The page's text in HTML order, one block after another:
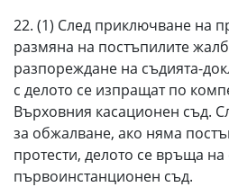
22. (1) След приключване на
размяна на постъпилите
разпореждане на съдията-
с делото се изпращат по
Върховния касационен съд.
за обжалване, ако няма
протести, делото се връща на
първоинстанционен съд.